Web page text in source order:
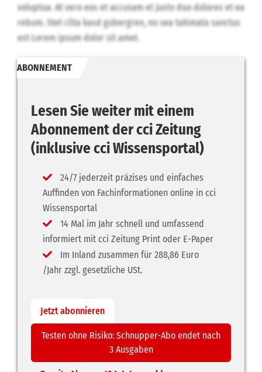
voluptua. At vero eos et accusam et justo duo dolores et ea
rebum. Stet clita kasd gubergren, no sea takimata sanctus
est Lorem ipsum dolor sit amet.
ABONNEMENT
Lesen Sie weiter mit einem
Abonnement der cci Zeitung
(inklusive cci Wissensportal)
24/7 jederzeit präzises und einfaches
Auffinden von Fachinformationen online in cci
Wissensportal
14 Mal im Jahr schnell und umfassend
informiert mit cci Zeitung Print oder E-Paper
Im Inland zusammen für 288,86 Euro
/Jahr zzgl. gesetzliche USt.
Jetzt abonnieren
Testen ohne Risiko: Schnupper-Abo endet nach
3 Ausgaben